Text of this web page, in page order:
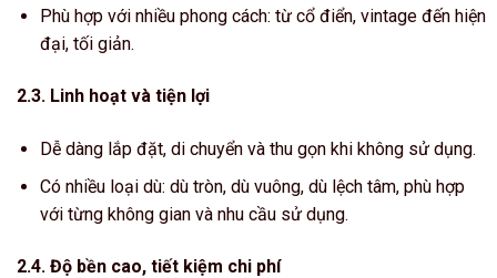
Phù hợp với nhiều phong cách: từ cổ điển, vintage đến hiện
đại, tối giản.
2.3. Linh hoạt và tiện lợi
Dễ dàng lắp đặt, di chuyển và thu gọn khi không sử dụng.
Có nhiều loại dù: dù tròn, dù vuông, dù lệch tâm, phù hợp
với từng không gian và nhu cầu sử dụng.
2.4. Độ bền cao, tiết kiệm chi phí